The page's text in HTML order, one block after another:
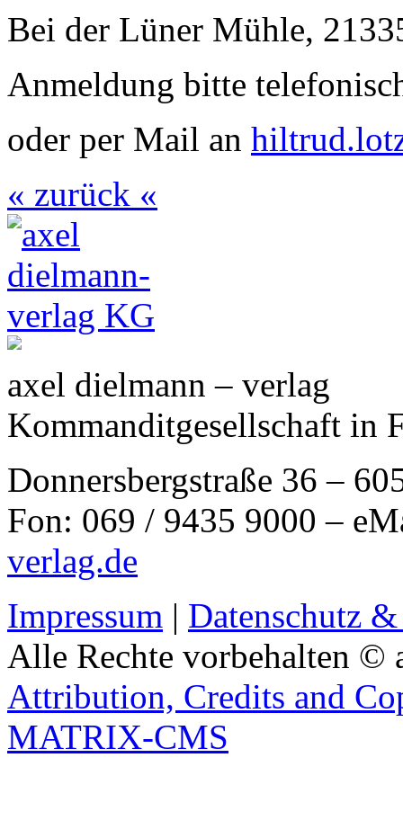
Bei der Lüner Mühle,
Anmeldung bitte
oder per Mail an
« zurück «
axel dielmann – verlag
Kommanditgesellschaft in
Donnersbergstraße 36 –
Fon: 069 / 9435 9000 –
verlag.de
Impressum | Datenschutz
Alle Rechte vorbehalten ©
Attribution, Credits and
MATRIX-CMS